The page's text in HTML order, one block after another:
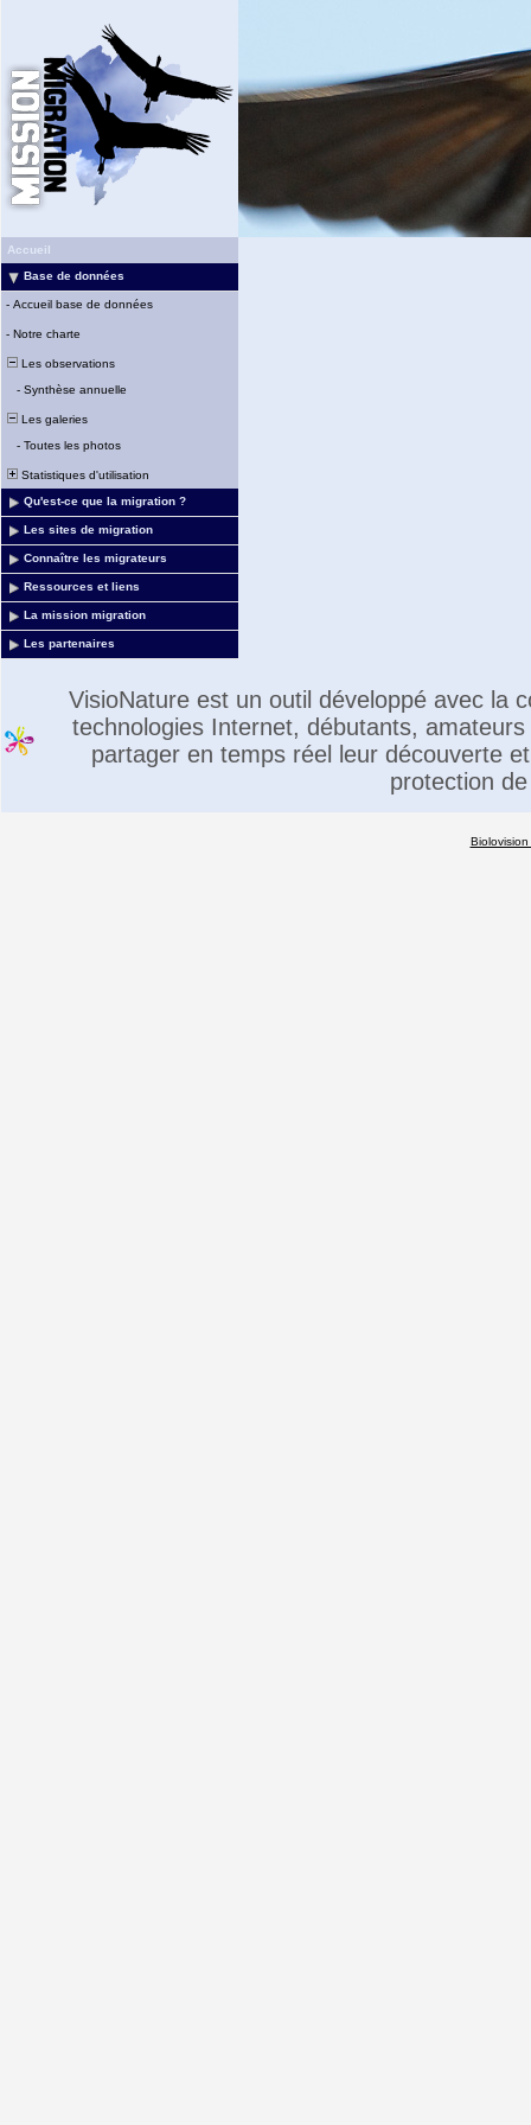
Accueil
Base de données
- Accueil base de données
- Notre charte
Les observations
- Synthèse annuelle
Les galeries
- Toutes les photos
Statistiques d'utilisation
Qu'est-ce que la migration ?
Les sites de migration
Connaître les migrateurs
Ressources et liens
La mission migration
Les partenaires
VisioNature est un outil développé avec la
technologies Internet, débutants,
partager en temps réel leur découverte
protection
Biolovision